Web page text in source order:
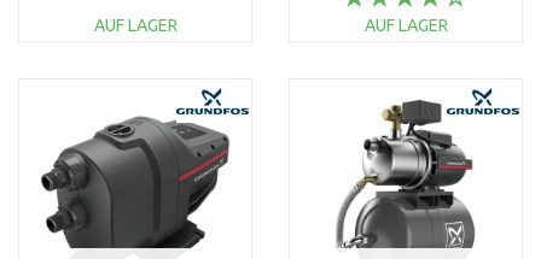
AUF LAGER
Vergleichen
AUF LAGER
Vergleichen